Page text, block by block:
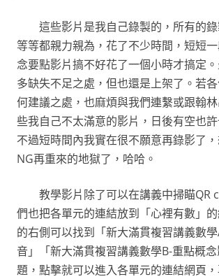
這些影片是我自己錄製的，所有的錄
等等都親力親為，花了不少時間，短短
念要點影片搞不好花了一個小時才搞定
多缺失不足之處，但也還是上架了。若
何建議之處，也麻煩與我們連繫或跟翰
些我自己不太滿意的影片，日後有空也許
不過短時間內我實在很不願意再錄影了
NG再重來的地獄了，哈哈。
教學影片除了可以在講義中掃瞄QR
們也把各單元的連結放到「心裡有數」
的右側可以找到「新大滿貫複習講義數
音」「新大滿貫複習講義數學B-重點概
題，點擊就可以進入各單元的連結網頁